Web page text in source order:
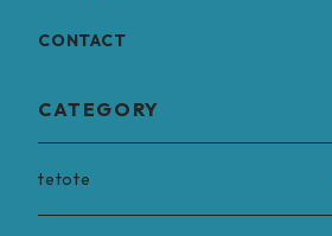
CONTACT
CATEGORY
tetote